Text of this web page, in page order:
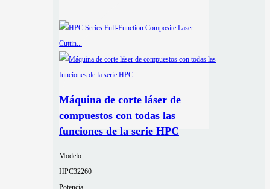
Máquina de corte láser de
compuestos con todas las
funciones de la serie HPC
Modelo
HPC32260
Potencia